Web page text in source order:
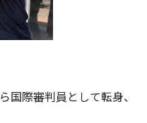
国際審判員として転身、